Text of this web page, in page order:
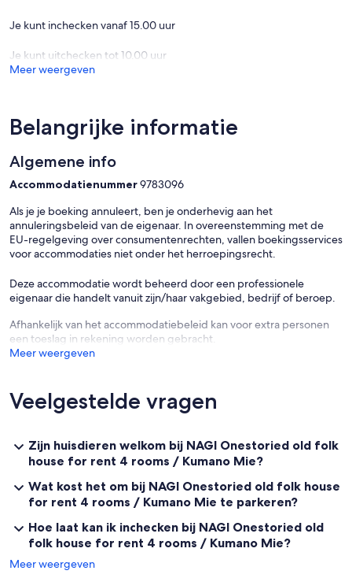
good old building that the predecessor left with care
Because the building is located on a h
If you would like a receipt that is compatible with the invoice
system, please contact the property directly.
Je kunt inchecken vanaf 15.00 uur
Je kunt uitchecken tot 10.00 uur
Meer weergeven
Belangrijke informatie
Algemene info
Accommodatienummer9783096
Als je je boeking annuleert, ben je onderhevig aan het
annuleringsbeleid van de eigenaar. In overeenstemming met de
EU-regelgeving over consumentenrechten, vallen boekingsservices
voor accommodaties niet onder het herroepingsrecht.
Deze accommodatie wordt beheerd door een professionele
eigenaar die handelt vanuit zijn/haar vakgebied, bedrijf of beroep.
Afhankelijk van het accommodatiebeleid kan voor extra personen
een toeslag in rekening worden gebracht.
Meer weergeven
Veelgestelde vragen
Zijn huisdieren welkom bij NAGI Onestoried old folk
house for rent 4 rooms / Kumano Mie?
Wat kost het om bij NAGI Onestoried old folk house
for rent 4 rooms / Kumano Mie te parkeren?
Hoe laat kan ik inchecken bij NAGI Onestoried old
folk house for rent 4 rooms / Kumano Mie?
Meer weergeven